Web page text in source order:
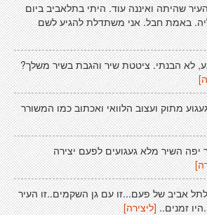
שהיתה ואיננה עוד. היתי בתלאביב ביום
באמת חבל. אני משתדלת להגיע לשם
לא הבנתי. ציטטת שיר והגבת בשיר משלך?
מתוק ועצוב הלוואי ואכתוב כמו המשורר
יפה השיר מלא געגועים לפעם יצירה
אביב של פעם...זו עם גן השקמים..זו העיר
זמנים.. [ליצירה]